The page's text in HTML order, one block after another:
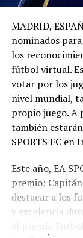
MADRID,
nominados
los
fútbol virtual.
votar por los
nivel mundial,
propio juego. A
también
SPORTS FC en
Este año, EA
premio:
destacar a los
y excelencia